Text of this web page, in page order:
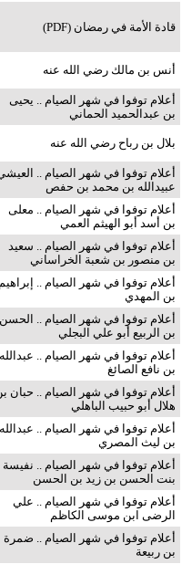
قادة الأمة في رمضان (PDF)
أنس بن مالك رضي الله عنه
أعلام توفوا في شهر الصيام .. يحيى
بن عبدالحميد الحماني
بلال بن رباح رضي الله عنه
أعلام توفوا في شهر الصيام ..
عبيدالله بن محمد بن حفص
أعلام توفوا في شهر الصيام .. معلى
بن أسد أبو الهيثم العمي
أعلام توفوا في شهر الصيام .. سعيد
بن منصور بن شعبة الخراساني
أعلام توفوا في شهر الصيام .. إبراهيم
بن المهدي
أعلام توفوا في شهر الصيام .. الحسن
بن الربيع أبو علي البجلي
أعلام توفوا في شهر الصيام .. عبدالله
بن نافع الصائغ
أعلام توفوا في شهر الصيام .. حبان
هلال أبو حبيب الباهلي
أعلام توفوا في شهر الصيام .. عبدالله
بن ليث المصري
أعلام توفوا في شهر الصيام .. نفيسة
بنت الحسن بن زيد بن الحسن
أعلام توفوا في شهر الصيام .. علي
الرضى ابن موسى الكاظم
أعلام توفوا في شهر الصيام .. ضمرة
بن ربيعة